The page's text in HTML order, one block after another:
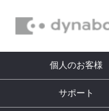
個人のお客様
サポート